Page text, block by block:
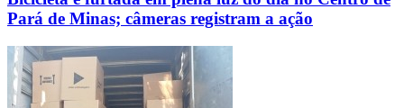
Pará de Minas; câmeras registram a ação